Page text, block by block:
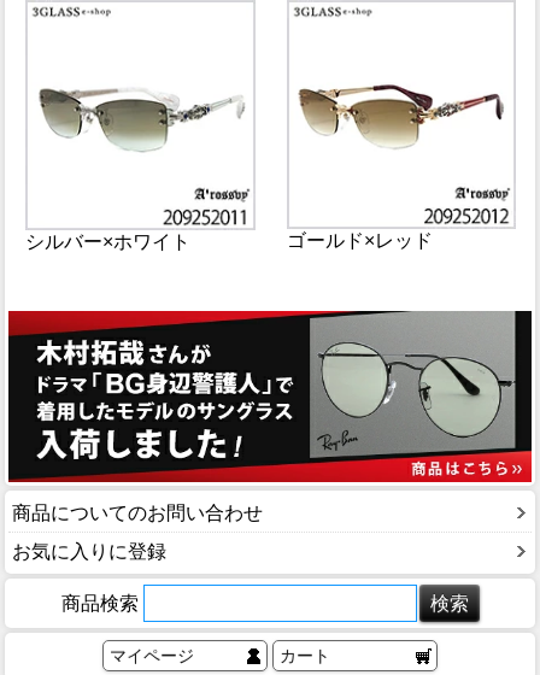
シルバー×ホワイト ゴールド×レッド
商品についてのお問い合わせ
お気に入りに登録
商品検索
マイページ カート